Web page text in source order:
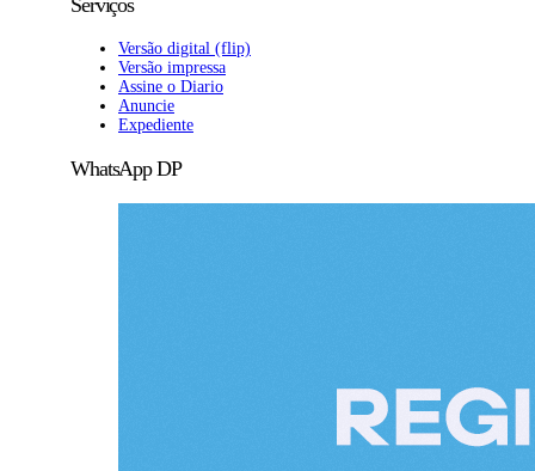
Serviços
Versão digital (flip)
Versão impressa
Assine o Diario
Anuncie
Expediente
WhatsApp DP